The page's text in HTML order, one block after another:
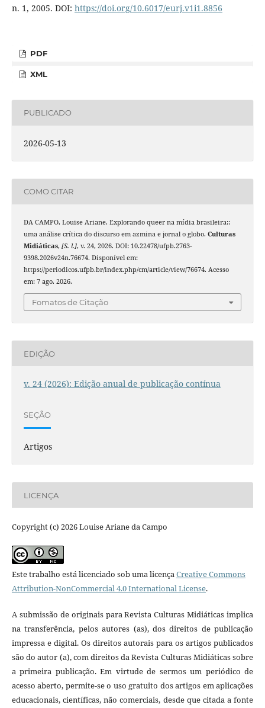
n. 1, 2005. DOI: https://doi.org/10.6017/eurj.v1i1.8856
PDF
XML
PUBLICADO
2026-05-13
COMO CITAR
DA CAMPO, Louise Ariane. Explorando queer na mídia brasileira::
uma análise crítica do discurso em azmina e jornal o globo. Culturas
Midiáticas, [S. l.], v. 24, 2026. DOI: 10.22478/ufpb.2763-
9398.2026v24n.76674. Disponível em:
https://periodicos.ufpb.br/index.php/cm/article/view/76674. Acesso
em: 7 ago. 2026.
Fomatos de Citação
EDIÇÃO
v. 24 (2026): Edição anual de publicação contínua
SEÇÃO
Artigos
LICENÇA
Copyright (c) 2026 Louise Ariane da Campo
Este trabalho está licenciado sob uma licençaCreative Commons
Attribution-NonCommercial 4.0 International License.
A submissão de originais para Revista Culturas Midiáticas implica
na transferência, pelos autores (as), dos direitos de publicação
impressa e digital. Os direitos autorais para os artigos publicados
são do autor (a), com direitos da Revista Culturas Midiáticas sobre
a primeira publicação. Em virtude de sermos um periódico de
acesso aberto, permite-se o uso gratuito dos artigos em aplicações
educacionais, científicas, não comerciais, desde que citada a fonte